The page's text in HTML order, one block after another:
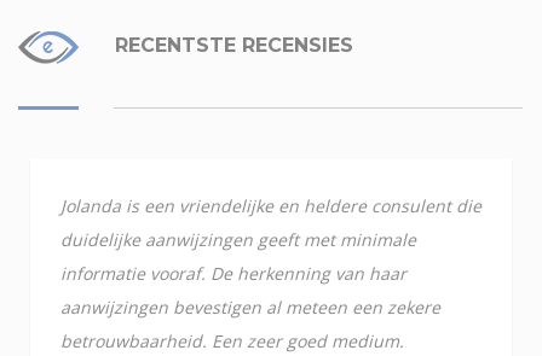
RECENTSTE RECENSIES
Jolanda is een vriendelijke en heldere consulent die
duidelijke aanwijzingen geeft met minimale
informatie vooraf. De herkenning van haar
aanwijzingen bevestigen al meteen een zekere
betrouwbaarheid. Een zeer goed medium.